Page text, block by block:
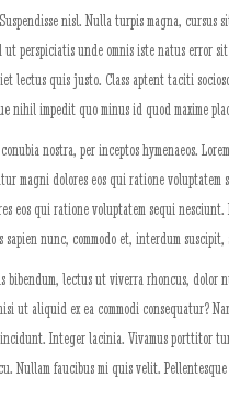
nisl. Nulla turpis magna,
perspiciatis unde omnis iste natus error
lectus quis justo. Class aptent taciti
nihil impedit quo minus id quod maxime
nostra, per inceptos hymenaeos.
magni dolores eos qui ratione voluptatem
eos qui ratione voluptatem sequi
sapien nunc, commodo et, interdum
bibendum, lectus ut viverra rhoncus,
ut aliquid ex ea commodi consequatur?
Integer lacinia. Vivamus porttitor
Nullam faucibus mi quis velit.